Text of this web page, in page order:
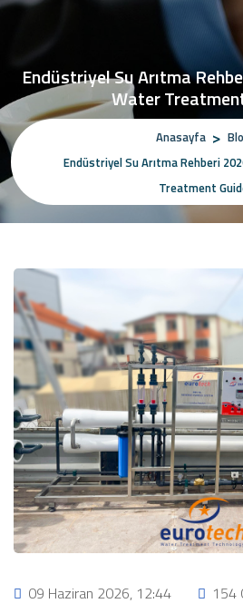
Endüstriyel Su Arıtma
Water
Anasayfa
Endüstriyel Su Arıtma Rehberi
Treatment
09 Haziran 2026, 12:44 154